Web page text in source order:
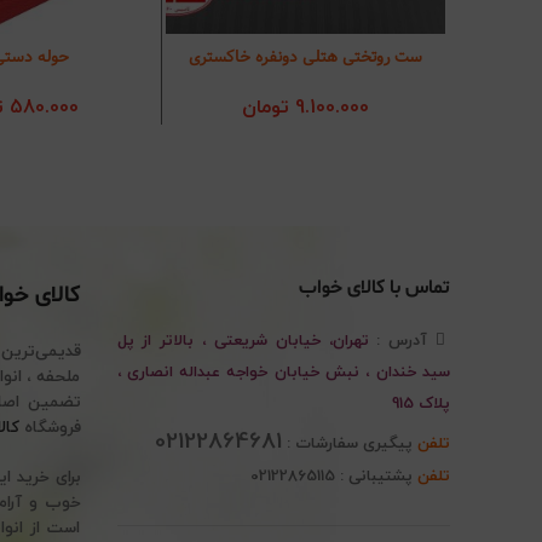
افزودن به سبد خرید
ست روتختی هتلی دونفره خاکستری
9.100.000 تومان
انتخاب
حوله
580.000
تماس با کالای خواب
آدرس : تهران، خیابان شریعتی ، بالاتر از پل
سید خندان ، نبش خیابان خواجه عبداله انصاری ،
پلاک 915
تلفن پیگیری سفارشات : 02122864681
تلفن پشتیبانی : 02122865115
کالای
فروشگاه
برای خرید
خوب و
است از